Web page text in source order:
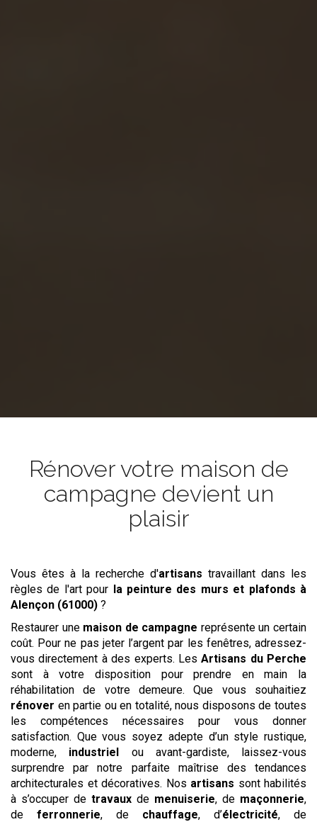
Rénover votre maison de
campagne devient un
plaisir
Vous êtes à la recherche d'artisans travaillant dans les
règles de l'art pour la peinture des murs et plafonds à
Alençon (61000) ?
Restaurer une maison de campagne représente un certain
coût. Pour ne pas jeter l’argent par les fenêtres, adressez-
vous directement à des experts. LesArtisans du Perche
sont à votre disposition pour prendre en main la
réhabilitation de votre demeure. Que vous souhaitiez
rénover en partie ou en totalité, nous disposons de toutes
les compétences nécessaires pour vous donner
satisfaction. Que vous soyez adepte d’un style rustique,
moderne, industriel ou avant-gardiste, laissez-vous
surprendre par notre parfaite maîtrise des tendances
architecturales et décoratives. Nos artisans sont habilités
à s’occuper de travaux de menuiserie, de maçonnerie,
de ferronnerie, de chauffage, d’électricité, de